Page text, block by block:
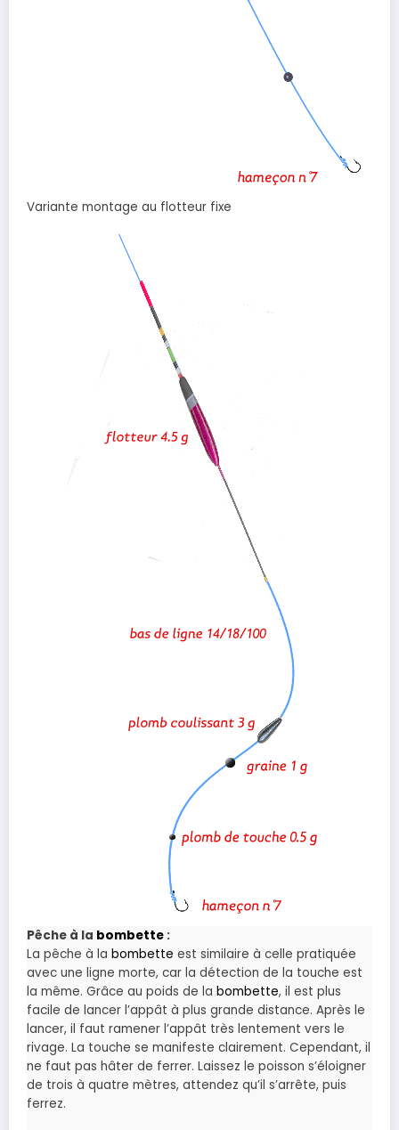
Variante montage au flotteur fixe
Pêche à la bombette :
La pêche à la bombette est similaire à celle pratiquée
avec une ligne morte, car la détection de la touche est
la même. Grâce au poids de la bombette, il est plus
facile de lancer l’appât à plus grande distance. Après le
lancer, il faut ramener l’appât très lentement vers le
rivage. La touche se manifeste clairement. Cependant, il
ne faut pas hâter de ferrer. Laissez le poisson s’éloigner
de trois à quatre mètres, attendez qu’il s’arrête, puis
ferrez.